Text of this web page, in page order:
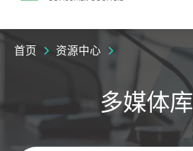
首页 资源中心
多媒体库